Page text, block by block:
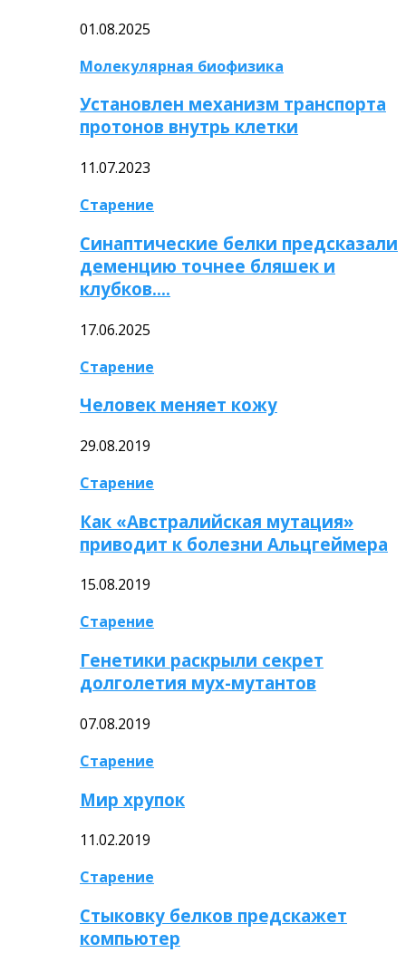
01.08.2025
Молекулярная биофизика
Установлен механизм транспорта
протонов внутрь клетки
11.07.2023
Старение
Синаптические белки предсказали
деменцию точнее бляшек и
клубков….
17.06.2025
Старение
Человек меняет кожу
29.08.2019
Старение
Как «Австралийская мутация»
приводит к болезни Альцгеймера
15.08.2019
Старение
Генетики раскрыли секрет
долголетия мух-мутантов
07.08.2019
Старение
Мир хрупок
11.02.2019
Старение
Стыковку белков предскажет
компьютер